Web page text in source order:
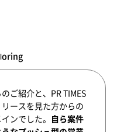
のご紹介と、PR TIMES
ースを見た方からの
ンでした。
自ら案件